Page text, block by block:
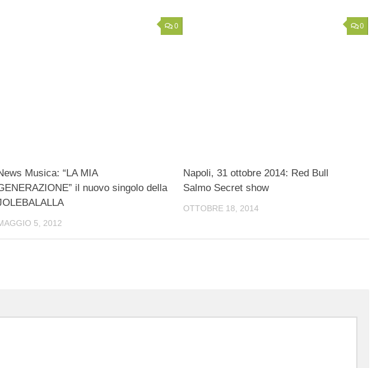
0
Musica: “LA MIA
il nuovo singolo della
5, 2012
0
Napoli, 31 ottobre 2014: Red Bull
Salmo Secret show
OTTOBRE 18, 2014